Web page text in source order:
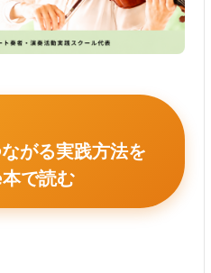
がる実践方法を
で読む